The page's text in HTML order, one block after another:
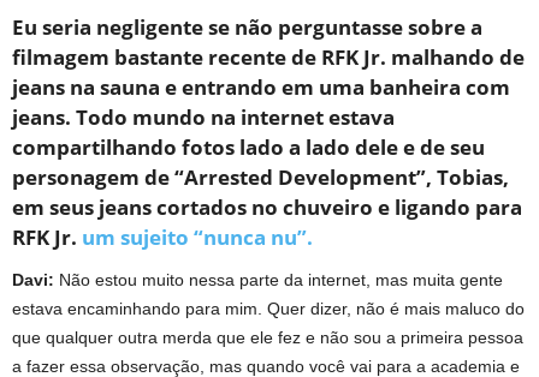
Eu seria negligente se não perguntasse sobre a
filmagem bastante recente de RFK Jr. malhando de
jeans na sauna e entrando em uma banheira com
jeans. Todo mundo na internet estava
compartilhando fotos lado a lado dele e de seu
personagem de “Arrested Development”, Tobias,
em seus jeans cortados no chuveiro e ligando para
RFK Jr. um sujeito “nunca nu”.
Davi: Não estou muito nessa parte da internet, mas muita gente
estava encaminhando para mim. Quer dizer, não é mais maluco do
que qualquer outra merda que ele fez e não sou a primeira pessoa
a fazer essa observação, mas quando você vai para a academia e